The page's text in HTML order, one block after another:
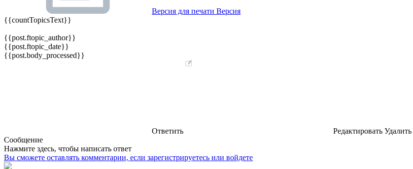
Версия для печати Версия
{{countTopicsText}}
{{post.ftopic_author}}
{{post.ftopic_date}}
{{post.body_processed}}
Ответить Редактировать Удалить
Сообщение
Нажмите здесь, чтобы написать ответ
Вы сможете оставлять комментарии, если зарегистрируетесь или войдете